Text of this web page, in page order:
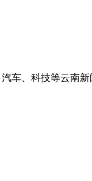
车、科技等云南新